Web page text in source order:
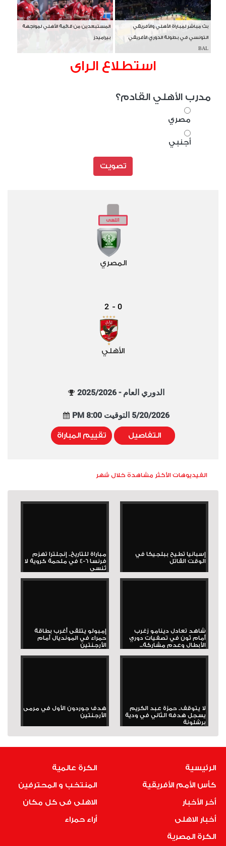
بث مباشر لمباراة الأهلي والأفريقي
التونسي في بطولة الدوري الأفريقي
BAL
المستبعدين من قائمة الأهلي لمواجهة
بيراميدز
استطلاع الراى
مدرب الأهلي القادم؟
مصري
أجنبي
تصويت
المصري
0
-
2
الأهلي
الدوري العام - 2025/2026
5/20/2026 التوقيت 8:00 PM
التفاصيل تقييم المباراة
الفيديوهات الأكثر مشاهدة خلال شهر
إسبانيا تطيح ببلجيكا في
الوقت القاتل
مباراة للتاريخ.. إنجلترا تهزم
فرنسا 6-4 في ملحمة كروية لا
تُنسى
شاهد تعادل دينامو زغرب
أمام ثون في تصفيات دوري
الأبطال وعدم مشاركة...
إمبولو يتلقى أغرب بطاقة
حمراء في المونديال أمام
الأرجنتين
لا يتوقف.. حمزة عبد الكريم
يسجل هدفه الثاني في ودية
برشلونة
هدف جوردون الأول في مرمى
الأرجنتين
الرئيسية
كأس الأمم الأفريقية
أخر الأخبار
أخبار الاهلى
الكرة المصرية
الكرة عالمية
المنتخب و المحترفين
الاهلى فى كل مكان
أراء حمراء